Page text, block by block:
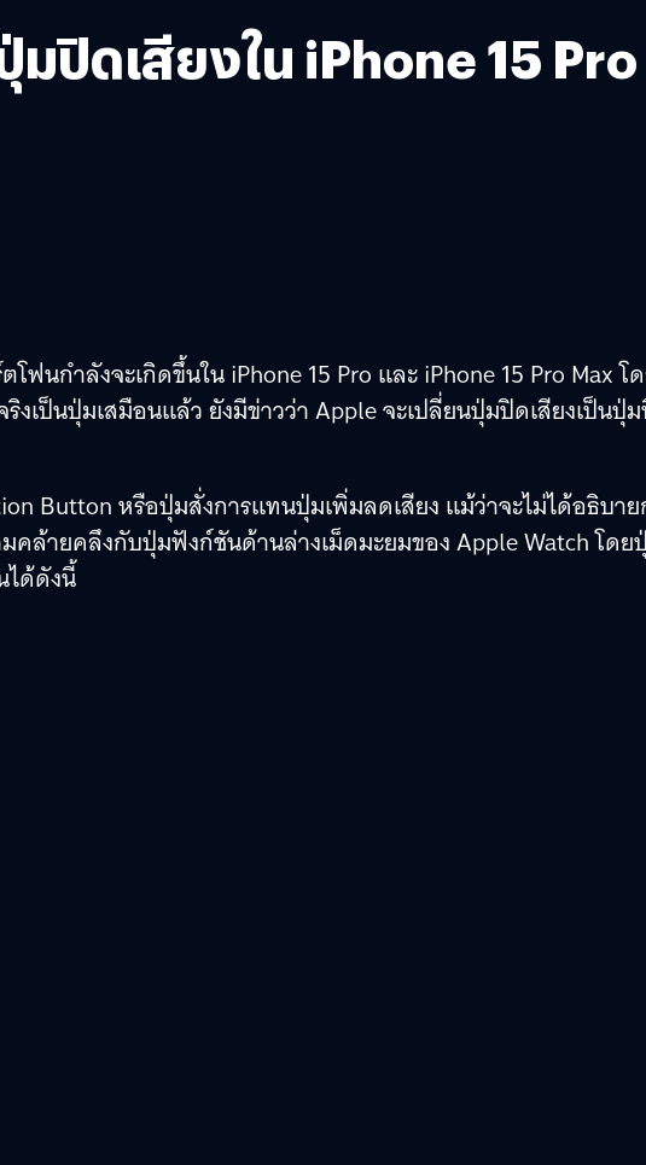
ปิดเสียงใน iPhone 15
นกำลังจะเกิดขึ้นใน iPhone 15 Pro และ iPhone 15 Pro Max โ
เป็นปุ่มเสมือนแล้ว ยังมีข่าวว่า Apple จะเปลี่ยนปุ่มปิดเสียงเป็นปุ่
Button หรือปุ่มสั่งการแทนปุ่มเพิ่มลดเสียง แม้ว่าจะไม่ได้อธิบา
คล้ายคลึงกับปุ่มฟังก์ชันด้านล่างเม็ดมะยมของ Apple Watch โดย
ได้ดังนี้